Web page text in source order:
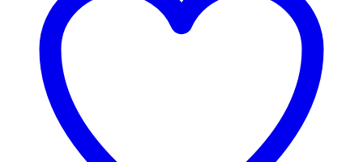
Optionen
können
Produktseite
gewählt
werden